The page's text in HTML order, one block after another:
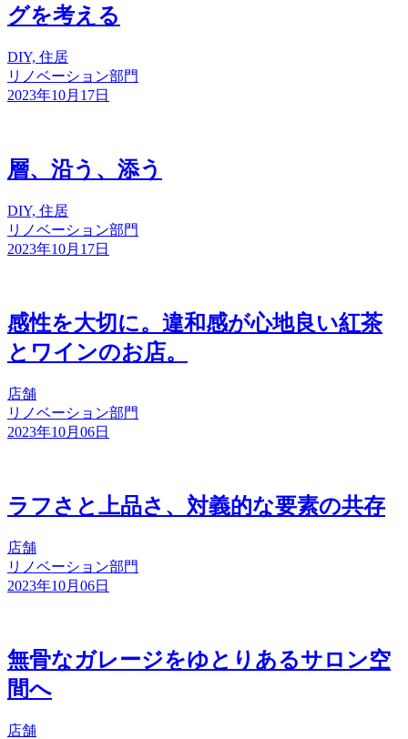
グを考える
DIY, 住居
リノベーション部門
2023年10月17日
層、沿う、添う
DIY, 住居
リノベーション部門
2023年10月17日
感性を大切に。違和感が心地良い紅茶
とワインのお店。
店舗
リノベーション部門
2023年10月06日
ラフさと上品さ、対義的な要素の共存
店舗
リノベーション部門
2023年10月06日
無骨なガレージをゆとりあるサロン空
間へ
店舗